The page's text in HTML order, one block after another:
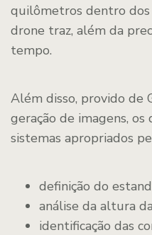
quilômetros dentro dos
drone traz, além da
tempo.
Além disso, provido de
geração de imagens, os
sistemas apropriados
definição do
análise da altura
identificação das